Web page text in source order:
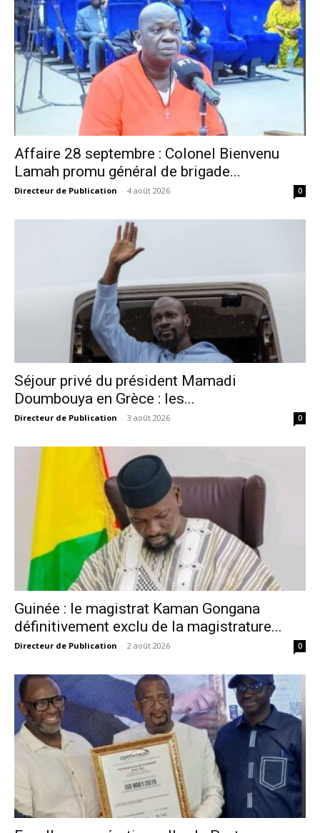
Affaire 28 septembre : Colonel Bienvenu
Lamah promu général de brigade...
Directeur de Publication - 4 août 2026 0
Séjour privé du président Mamadi
Doumbouya en Grèce : les...
Directeur de Publication - 3 août 2026 0
Guinée : le magistrat Kaman Gongana
définitivement exclu de la magistrature...
Directeur de Publication - 2 août 2026 0